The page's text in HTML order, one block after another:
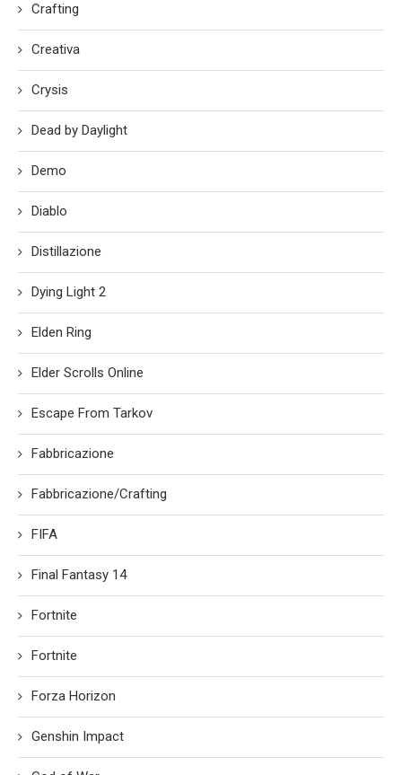
Crafting
Creativa
Crysis
Dead by Daylight
Demo
Diablo
Distillazione
Dying Light 2
Elden Ring
Elder Scrolls Online
Escape From Tarkov
Fabbricazione
Fabbricazione/Crafting
FIFA
Final Fantasy 14
Fortnite
Fortnite
Forza Horizon
Genshin Impact